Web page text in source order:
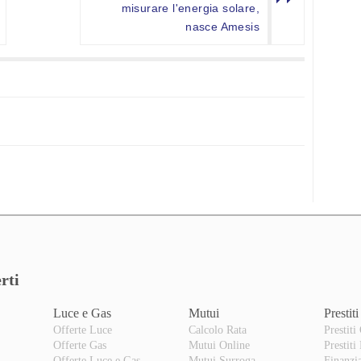
misurare l'energia solare,
nasce Amesis
Luce e Gas
Offerte Luce
Offerte Gas
Mutui
Calcolo Rata
Mutui Online
Prestiti
Prestiti
Prestiti